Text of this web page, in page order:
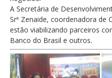
A Secretária de
Srª Zenaide, coordenadora de
estão viabilizando parceiros
Banco do Brasil e outros.